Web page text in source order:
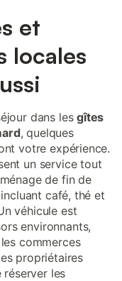
et
locales
dans lesgîtes
, quelques
votre expérience.
un service tout
de fin de
café, thé et
véhicule est
environnants,
commerces
propriétaires
les